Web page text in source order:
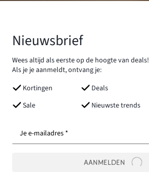
Nieuwsbrief
Wees altijd als eerste op de hoogte van deals!
Als je je aanmeldt, ontvang je:
Kortingen
Deals
Sale
Nieuwste trends
Je e-mailadres *
AANMELDEN